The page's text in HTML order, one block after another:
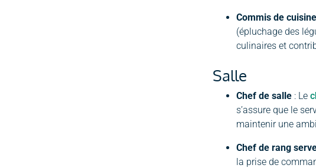
Commis de cuisine
(épluchage des
culinaires et
Salle
Chef de salle : Le
s’assure que le
maintenir une
Chef de rang
la prise de